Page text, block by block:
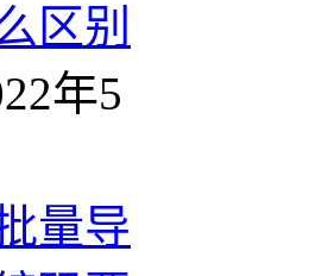
区别
年5
量导